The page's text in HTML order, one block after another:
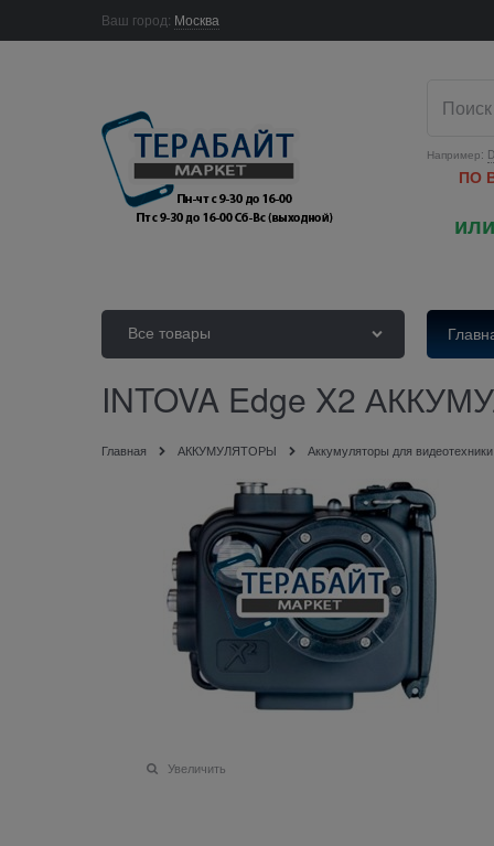
Ваш город: Москва
Например:
ПО
Все товары
INTOVA Edge X2
Главная АККУМУЛЯТОРЫ Аккумуляторы для видеотехники
Увеличить